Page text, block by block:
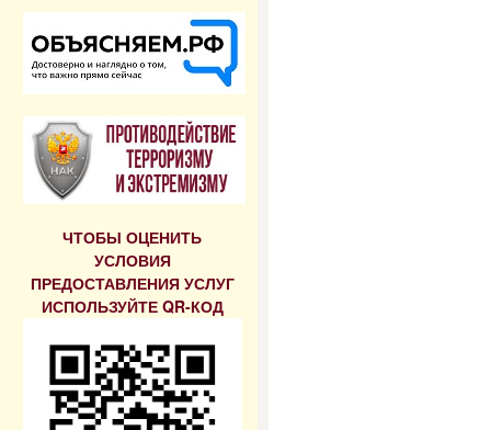
ЧТОБЫ ОЦЕНИТЬ
УСЛОВИЯ
ПРЕДОСТАВЛЕНИЯ УСЛУГ
ИСПОЛЬЗУЙТЕ QR-КОД